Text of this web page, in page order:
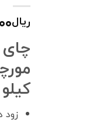
ریال
چای
زود